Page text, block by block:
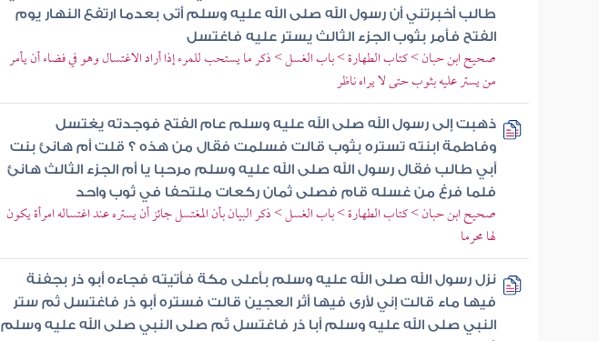
طالب أخبرتني أن رسول الله صلى الله عليه وسلم أتى بعدما ارتفع النهار يوم
الفتح فأمر بثوب الجزء الثالث يستر عليه فاغتسل
صحيح ابن حبان > كتاب الطهارة > باب الغسل > ذكر ما يستحب للمرء إذا أراد الاغتسال وهو في فضاء أن يأمر
من يستر عليه بثوب حتى لا يراه ناظر
ذهبت إلى رسول الله صلى الله عليه وسلم عام الفتح فوجدته يغتسل
وفاطمة ابنته تستره بثوب قالت فسلمت فقال من هذه ؟ قلت أم هانئ بنت
أبي طالب فقال رسول الله صلى الله عليه وسلم مرحبا يا أم الجزء الثالث هانئ
فلما فرغ من غسله قام فصلى ثمان ركعات ملتحفا في ثوب واحد
صحيح ابن حبان > كتاب الطهارة > باب الغسل > ذكر البيان بأن المغتسل جائز أن يستره عند اغتساله امرأة يكون
لها محرما
نزل رسول الله صلى الله عليه وسلم بأعلى مكة فأتيته فجاءه أبو ذر بجفنة
فيها ماء قالت إني لأرى فيها أثر العجين قالت فستره أبو ذر فاغتسل ثم ستر
النبي صلى الله عليه وسلم أبا ذر فاغتسل ثم صلى النبي صلى الله عليه وسلم